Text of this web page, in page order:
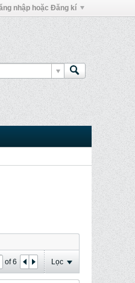
nhập hoặc Đăng kí
of6 Lọc